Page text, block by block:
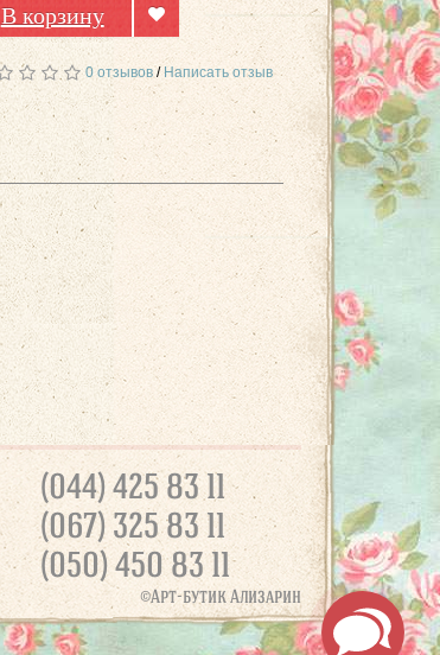
В корзину
0 отзывов/Написать отзыв
(044) 425 83 11
(067) 325 83 11
(050) 450 83 11
©Арт-бутик Ализарин